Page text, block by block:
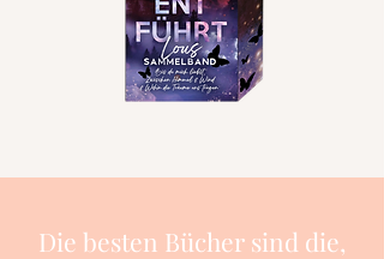
Die besten Bücher sind die,